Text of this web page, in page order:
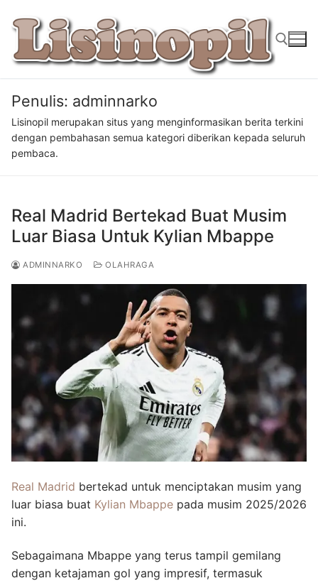
konten
Cari:
Penulis: adminnarko
Lisinopil merupakan situs yang menginformasikan berita terkini
dengan pembahasan semua kategori diberikan kepada seluruh
pembaca.
Real Madrid Bertekad Buat Musim
Luar Biasa Untuk Kylian Mbappe
ADMINNARKO OLAHRAGA
Real Madrid bertekad untuk menciptakan musim yang
luar biasa buat Kylian Mbappe pada musim 2025/2026
ini.
Sebagaimana Mbappe yang terus tampil gemilang
dengan ketajaman gol yang impresif, termasuk